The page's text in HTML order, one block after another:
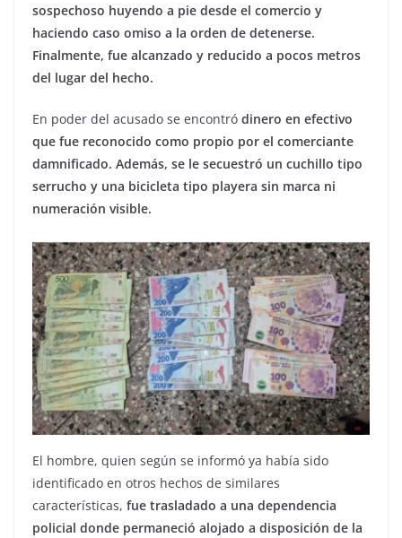
sospechoso huyendo a pie desde el comercio y
haciendo caso omiso a la orden de detenerse.
Finalmente, fue alcanzado y reducido a pocos metros
del lugar del hecho.
En poder del acusado se encontró dinero en efectivo
que fue reconocido como propio por el comerciante
damnificado. Además, se le secuestró un cuchillo tipo
serrucho y una bicicleta tipo playera sin marca ni
numeración visible.
El hombre, quien según se informó ya había sido
identificado en otros hechos de similares
características, fue trasladado a una dependencia
policial donde permaneció alojado a disposición de la